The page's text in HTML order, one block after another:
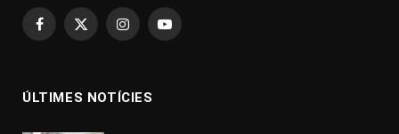
Facebook
X
InstagramYouTube
ÚLTIMES NOTÍCIES